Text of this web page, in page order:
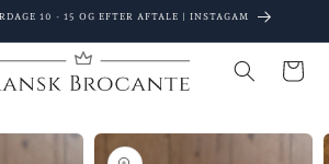
10 - 15 OG EFTER AFTALE | INSTAGAM